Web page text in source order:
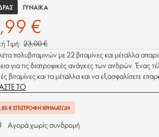
ΓΥΝΑΊΚΑ
€
Τιμή: 23,00 €
πολυβιταμινών με 22 βιταμίνες και μέταλλα
για τις διατροφικές ανάγκες των ανδρών. Ένας
βιταμίνες και τα μέταλλα και να εξασφαλίσετε
με 12 βιταμίνες και 10 μέταλλα.
ΤΟ
€ ΕΠΙΣΤΡΟΦΉ ΧΡΗΜΆΤΩΝ
Αγορά χωρίς συνδρομή